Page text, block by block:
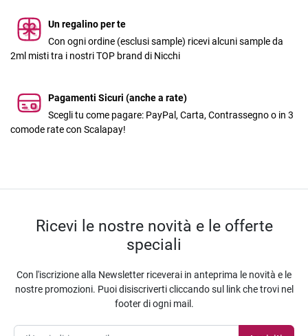
Un regalino per te
Con ogni ordine (esclusi sample) ricevi alcuni sample da
2ml misti tra i nostri TOP brand di Nicchi
Pagamenti Sicuri (anche a rate)
Scegli tu come pagare: PayPal, Carta, Contrassegno o in 3
comode rate con Scalapay!
Ricevi le nostre novità e le offerte
speciali
Con l'iscrizione alla Newsletter riceverai in anteprima le novità e le
nostre promozioni. Puoi disiscriverti cliccando sul link che trovi nel
footer di ogni mail.